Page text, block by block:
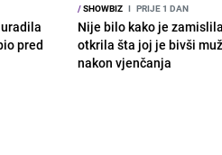
pred
/SHOWBIZ I PRIJE 1 DAN
Nije bilo kako je
otkrila šta joj je bivši
nakon vjenčanja